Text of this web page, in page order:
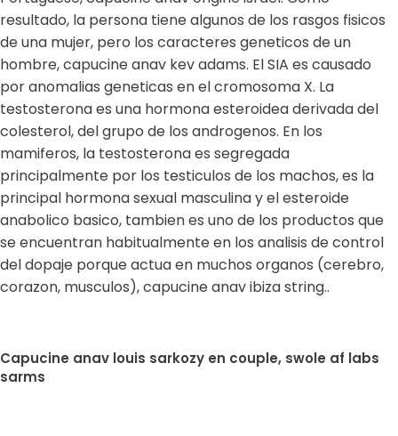
resultado, la persona tiene algunos de los rasgos fisicos
de una mujer, pero los caracteres geneticos de un
hombre, capucine anav kev adams. El SIA es causado
por anomalias geneticas en el cromosoma X. La
testosterona es una hormona esteroidea derivada del
colesterol, del grupo de los androgenos. En los
mamiferos, la testosterona es segregada
principalmente por los testiculos de los machos, es la
principal hormona sexual masculina y el esteroide
anabolico basico, tambien es uno de los productos que
se encuentran habitualmente en los analisis de control
del dopaje porque actua en muchos organos (cerebro,
corazon, musculos), capucine anav ibiza string..
Capucine anav louis sarkozy en couple, swole af labs
sarms